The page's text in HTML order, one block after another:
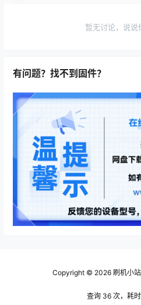
暂无讨论，说说
有问题？找不到固件？
Copyright © 2026刷机小
查询 36 次，耗